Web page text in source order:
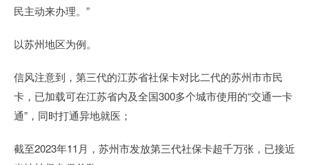
民主动来办理。”
以苏州地区为例。
信风注意到，第三代的江苏省社保卡对比二代的苏州市市民
卡，已加载可在江苏省内及全国300多个城市使用的“交通一卡
通”，同时打通异地就医；
截至2023年11月，苏州市发放第三代社保卡超千万张，已接近